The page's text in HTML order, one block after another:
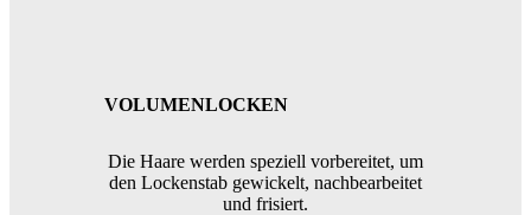
VOLUMENLOCKEN
Die Haare werden speziell vorbereitet, um
den Lockenstab gewickelt, nachbearbeitet
und frisiert.